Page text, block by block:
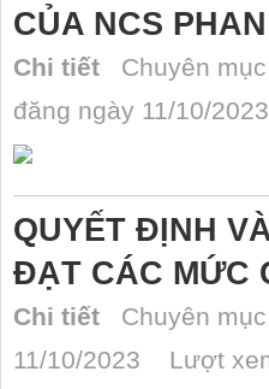
CỦA NCS
Chi tiết Chuyên
đăng ngày 11/10/
QUYẾT ĐỊNH
ĐẠT CÁC MỨC
Chi tiết Chuyên
11/10/2023 Lượt